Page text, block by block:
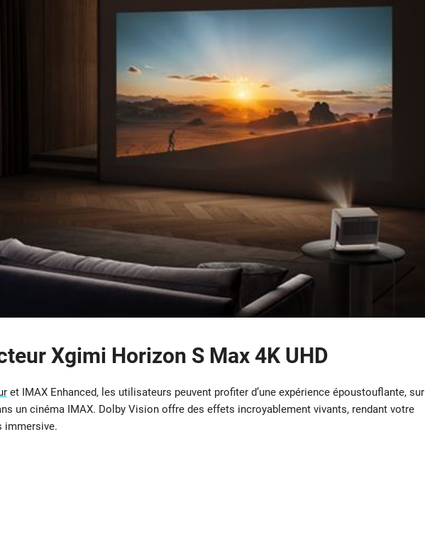
Xgimi Horizon S Max 4K UHD
et IMAX Enhanced, les utilisateurs peuvent profiter d’une expérience époustouflante, sur
un cinéma IMAX. Dolby Vision offre des effets incroyablement vivants, rendant votre
immersive.